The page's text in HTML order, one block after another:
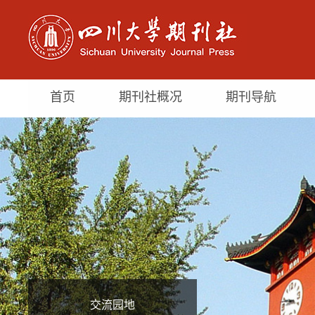
首页 期刊社概况 期刊导航
交流园地